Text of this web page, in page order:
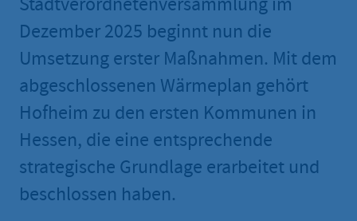
Dezember 2025 beginnt nun die
Umsetzung erster Maßnahmen. Mit dem
abgeschlossenen Wärmeplan gehört
Hofheim zu den ersten Kommunen in
Hessen, die eine entsprechende
strategische Grundlage erarbeitet und
beschlossen haben.